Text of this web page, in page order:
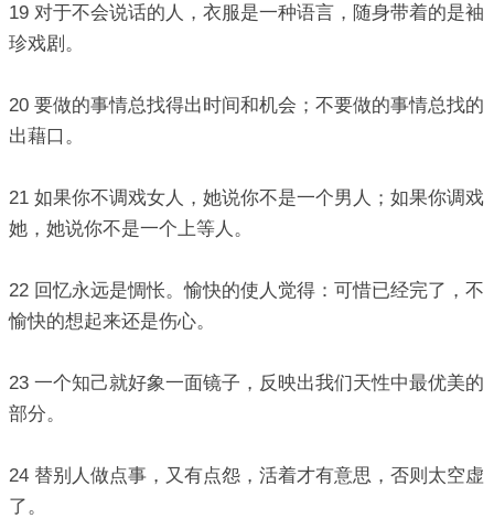
19 对于不会说话的人，衣服是一种语言，随身带着的是袖
珍戏剧。
20 要做的事情总找得出时间和机会；不要做的事情总找的
出藉口。
21 如果你不调戏女人，她说你不是一个男人；如果你调戏
她，她说你不是一个上等人。
22 回忆永远是惆怅。愉快的使人觉得：可惜已经完了，不
愉快的想起来还是伤心。
23 一个知己就好象一面镜子，反映出我们天性中最优美的
部分。
24 替别人做点事，又有点怨，活着才有意思，否则太空虚
了。